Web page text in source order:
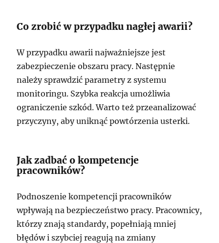
Co zrobić w przypadku nagłej awarii?
W przypadku awarii najważniejsze jest
zabezpieczenie obszaru pracy. Następnie
należy sprawdzić parametry z systemu
monitoringu. Szybka reakcja umożliwia
ograniczenie szkód. Warto też przeanalizować
przyczyny, aby uniknąć powtórzenia usterki.
Jak zadbać o kompetencje
pracowników?
Podnoszenie kompetencji pracowników
wpływają na bezpieczeństwo pracy. Pracownicy,
którzy znają standardy, popełniają mniej
błędów i szybciej reagują na zmiany